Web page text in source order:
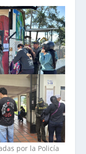
por la Policía